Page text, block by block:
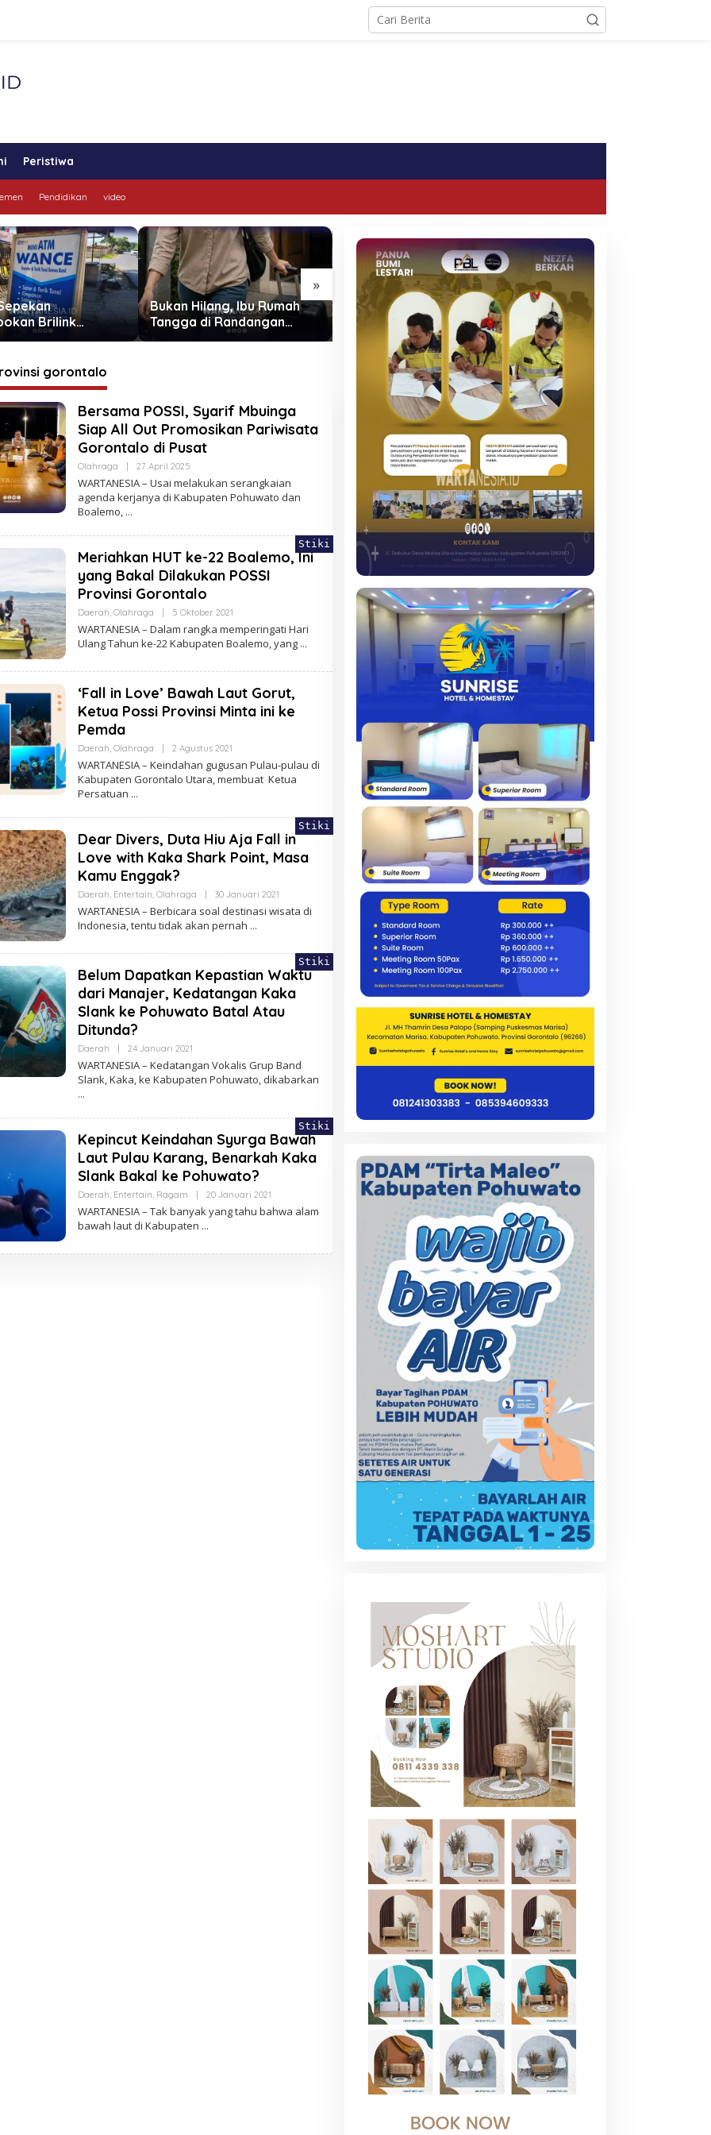
Peristiwa
Pendidikan video
»
Brilink
Kini Brilink di
Bukan Hilang, Ibu Rumah
Tangga di Randangan
Diduga Kabur dari Rumah
Pembangunan Kantor
Bupati Pohuwato Disorot,
Material Habis dan Progres
Baru 6 Persen
Pani Gold Mine Bantah
Intimidasi Penambang
Tradisional, Begini
Penjelasannya
gorontalo
Bersama POSSI, Syarif Mbuinga
Siap All Out Promosikan Pariwisata
Gorontalo di Pusat
Olahraga 27 April 2025Oleh
WARTANESIA – Usai melakukan serangkaian
agenda kerjanya di Kabupaten Pohuwato dan
Boalemo,
Meriahkan HUT ke-22 Boalemo, Ini
yang Bakal Dilakukan POSSI
Provinsi Gorontalo
Daerah, Olahraga 5 Oktober 2021Oleh
WARTANESIA – Dalam rangka memperingati Hari
Ulang Tahun ke-22 Kabupaten Boalemo, yang
Stiki
‘Fall in Love’ Bawah Laut Gorut,
Ketua Possi Provinsi Minta ini ke
Pemda
Daerah, Olahraga 2 Agustus 2021Oleh
WARTANESIA – Keindahan gugusan Pulau-pulau di
Kabupaten Gorontalo Utara, membuat Ketua
Persatuan
Dear Divers, Duta Hiu Aja Fall in
Love with Kaka Shark Point, Masa
Kamu Enggak?
Daerah, Entertain, Olahraga 30 Januari 2021Oleh
WARTANESIA – Berbicara soal destinasi wisata di
Indonesia, tentu tidak akan pernah
Stiki
Belum Dapatkan Kepastian Waktu
dari Manajer, Kedatangan Kaka
Slank ke Pohuwato Batal Atau
Ditunda?
Daerah 24 Januari 2021Oleh
WARTANESIA – Kedatangan Vokalis Grup Band
Slank, Kaka, ke Kabupaten Pohuwato, dikabarkan
Stiki
Kepincut Keindahan Syurga Bawah
Laut Pulau Karang, Benarkah Kaka
Slank Bakal ke Pohuwato?
Daerah, Entertain, Ragam 20 Januari 2021Oleh
WARTANESIA – Tak banyak yang tahu bahwa alam
bawah laut di Kabupaten
Stiki